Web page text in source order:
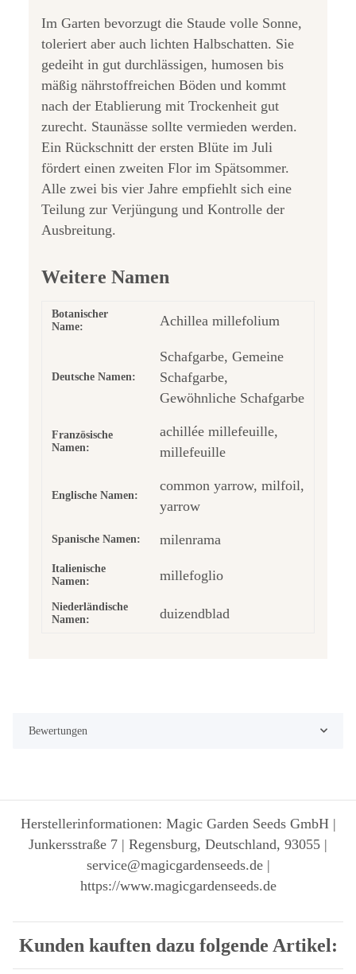
Im Garten bevorzugt die Staude volle Sonne,
toleriert aber auch lichten Halbschatten. Sie
gedeiht in gut durchlässigen, humosen bis
mäßig nährstoffreichen Böden und kommt
nach der Etablierung mit Trockenheit gut
zurecht. Staunässe sollte vermieden werden.
Ein Rückschnitt der ersten Blüte im Juli
fördert einen zweiten Flor im Spätsommer.
Alle zwei bis vier Jahre empfiehlt sich eine
Teilung zur Verjüngung und Kontrolle der
Ausbreitung.
Weitere Namen
Botanischer
Name:
Achillea millefolium
Deutsche Namen:
Schafgarbe, Gemeine
Schafgarbe,
Gewöhnliche Schafgarbe
Französische
Namen:
achillée millefeuille,
millefeuille
Englische Namen:
common yarrow, milfoil,
yarrow
Spanische Namen: milenrama
Italienische
Namen:
millefoglio
Niederländische
Namen:
duizendblad
Bewertungen
Herstellerinformationen: Magic Garden Seeds GmbH |
Junkersstraße 7 | Regensburg, Deutschland, 93055 |
service@magicgardenseeds.de |
https://www.magicgardenseeds.de
Kunden kauften dazu folgende Artikel: